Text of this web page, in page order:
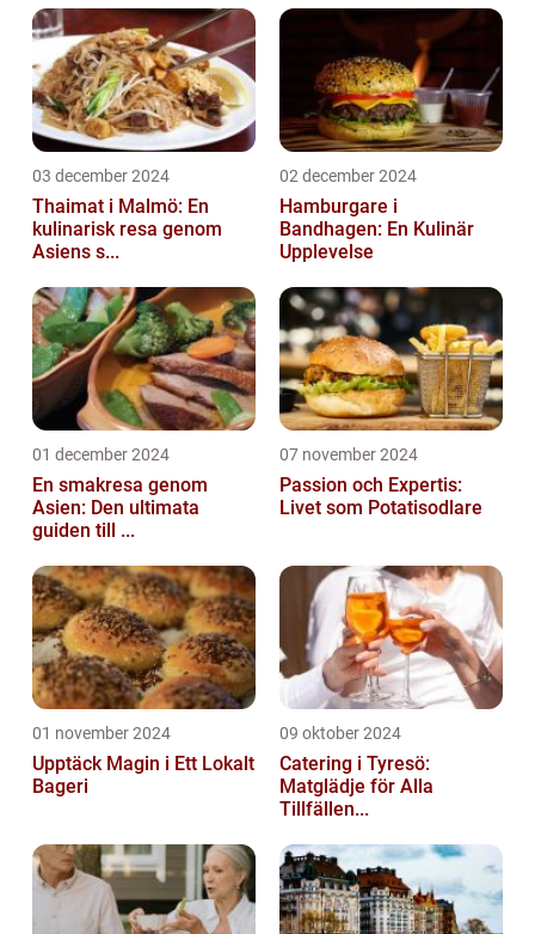
03 december 2024
Thaimat i Malmö: En
kulinarisk resa genom
Asiens s...
02 december 2024
Hamburgare i
Bandhagen: En Kulinär
Upplevelse
01 december 2024
En smakresa genom
Asien: Den ultimata
guiden till ...
07 november 2024
Passion och Expertis:
Livet som Potatisodlare
01 november 2024
Upptäck Magin i Ett Lokalt
Bageri
09 oktober 2024
Catering i Tyresö:
Matglädje för Alla
Tillfällen...